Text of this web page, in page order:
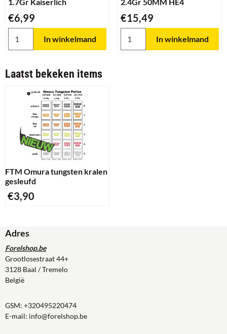
Prijs: 6,99
€6,99
In winkelmand
Prijs: 15,49
€15,49
In winkelmand
Laatst bekeken items
FTM Omura tungsten kralen
gesleufd
€3,90
Adres
Forelshop.be
Grootlosestraat 44+
3128 Baal / Tremelo
België
GSM: +320495220474
E-mail: info@forelshop.be